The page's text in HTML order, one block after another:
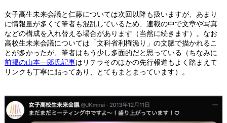
女子高生未来会議と仁藤については次回以降も扱いますが、あまり
に情報量が多くて筆者も混乱しているため、連載の中で文章や写真
などの構成を入れ替える場合があります（当然に続きます）。なお
高校生未来会議については「文科省利権漁り」の文脈で描かれるこ
とが多かったが、筆者はもう少し多面的だと思っている（ちなみに
前掲の山本一郎氏記事はリテラそのほかの先行報道もよく踏まえて
リンクも丁寧に貼ってあり、とてもまとまっています）。